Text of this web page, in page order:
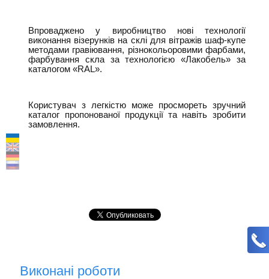
Впроваджено у виробництво нові технології
виконання візерунків на склі для вітражів шаф-купе
методами гравіювання, різнокольоровими фарбами,
фарбування скла за технологією «Лакобель» за
каталогом «RAL».
Користувач з легкістю може просмореть зручний
каталог пропонованої продукції та навіть зробити
замовлення.
Виконані роботи